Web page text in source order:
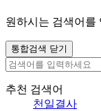
원하시는 검색어를
통합검색 닫기
추천 검색어
천일결사